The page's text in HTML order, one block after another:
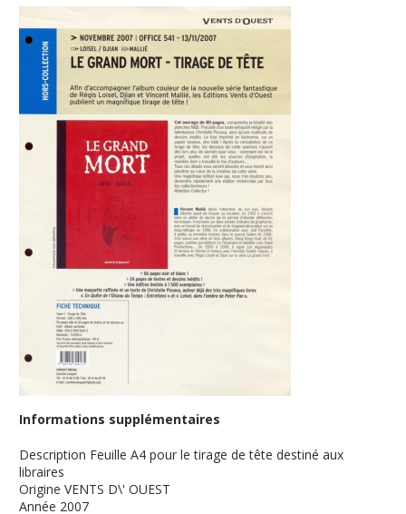
Informations supplémentaires
Description Feuille A4 pour le tirage de tête destiné aux
libraires
Origine VENTS D\' OUEST
Année 2007